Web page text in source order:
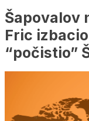
Šapovalov
Fric
“počistio”